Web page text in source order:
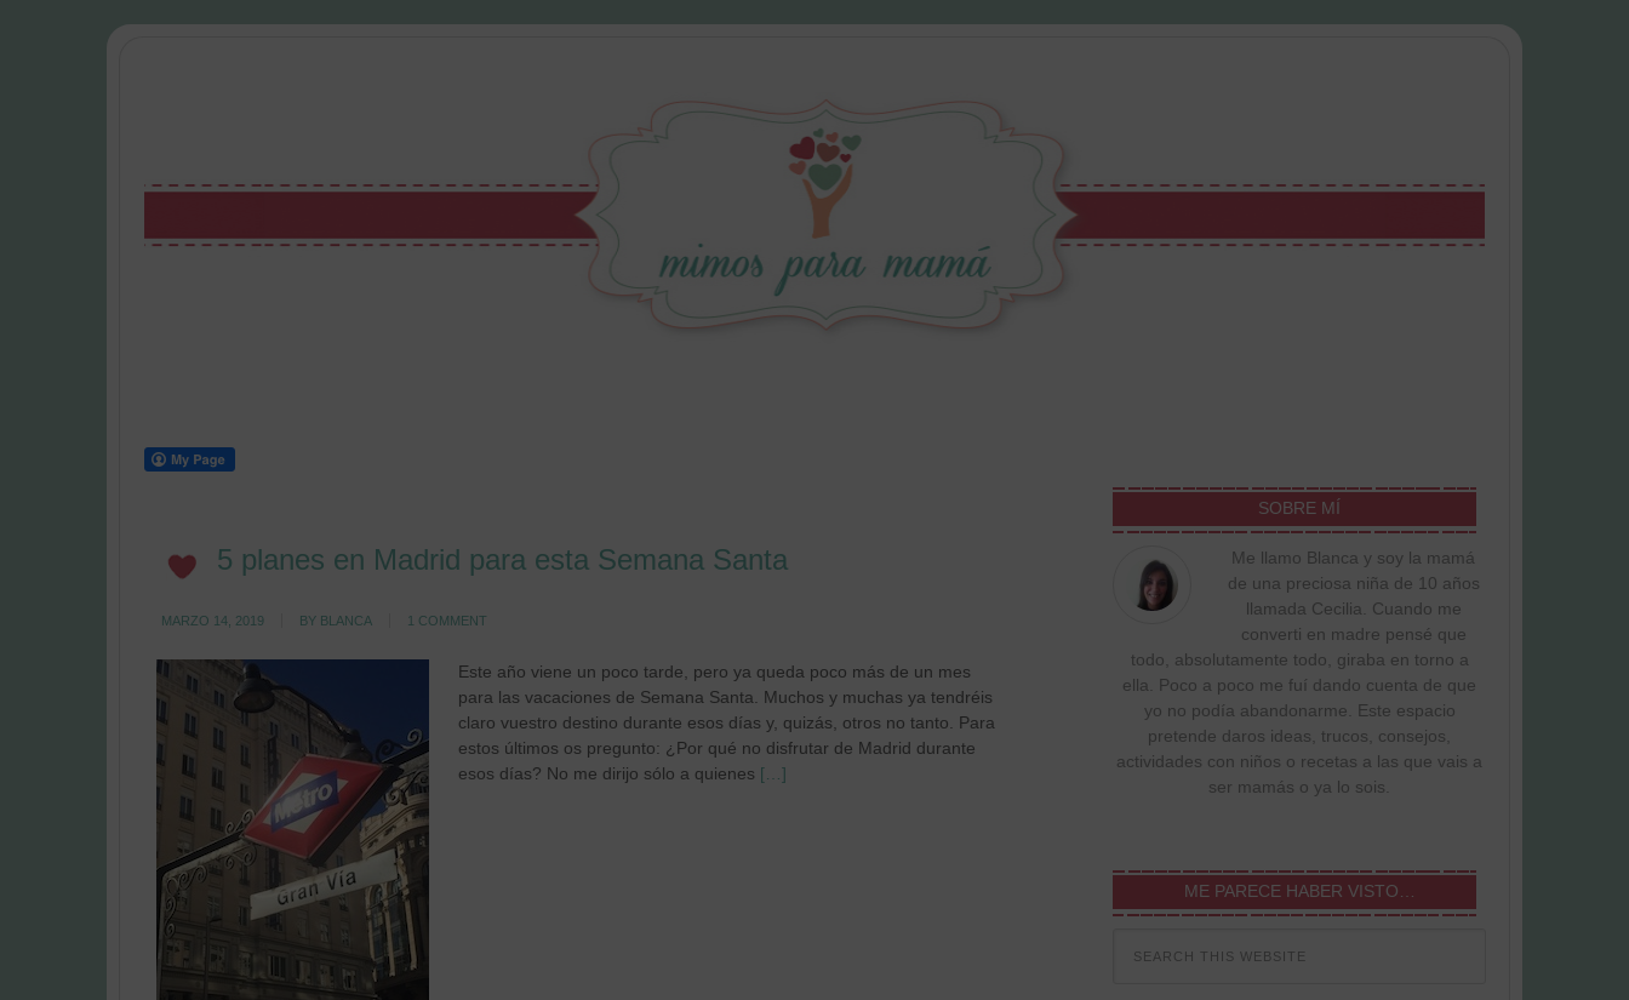
5 planes en Madrid para esta Semana Santa
MARZO 14, 2019 BY BLANCA 1 COMMENT
Este año viene un poco tarde, pero ya queda poco más de un mes
para las vacaciones de Semana Santa. Muchos y muchas ya tendréis
claro vuestro destino durante esos días y, quizás, otros no tanto. Para
estos últimos os pregunto: ¿Por qué no disfrutar de Madrid durante
esos días? No me dirijo sólo a quienes […]
SOBRE MÍ
Me llamo Blanca y soy la mamá
de una preciosa niña de 10 años
llamada Cecilia. Cuando me
converti en madre pensé que
todo, absolutamente todo, giraba en torno a
ella. Poco a poco me fuí dando cuenta de que
yo no podía abandonarme. Este espacio
pretende daros ideas, trucos, consejos,
actividades con niños o recetas a las que vais a
ser mamás o ya lo sois.
ME PARECE HABER VISTO…